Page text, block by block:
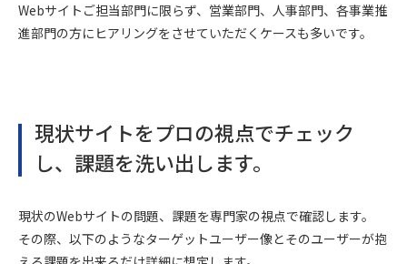
Webサイトご担当部門に限らず、営業部門、人事部門、各事業推
進部門の方にヒアリングをさせていただくケースも多いです。
現状サイトをプロの視点でチェック
し、課題を洗い出します。
現状のWebサイトの問題、課題を専門家の視点で確認します。
その際、以下のようなターゲットユーザー像とそのユーザーが抱